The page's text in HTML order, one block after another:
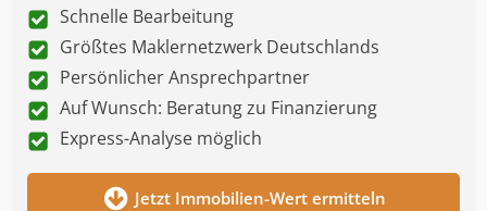
Schnelle Bearbeitung
Größtes Maklernetzwerk Deutschlands
Persönlicher Ansprechpartner
Auf Wunsch: Beratung zu Finanzierung
Express-Analyse möglich
Jetzt Immobilien-Wert ermitteln